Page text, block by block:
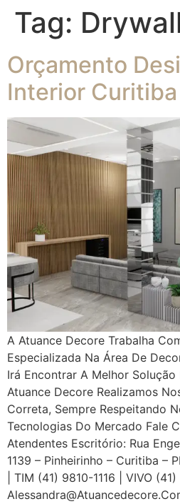
Tag:
Orçamento
Interior Curitiba
A Atuance Decore Trabalha
Especializada Na Área De
Irá Encontrar A Melhor Solução
Atuance Decore Realizamos
Correta, Sempre Respeitando
Tecnologias Do Mercado Fale
Atendentes Escritório: Rua
1139 – Pinheirinho – Curitiba –
| TIM (41) 9810-1116 | VIVO